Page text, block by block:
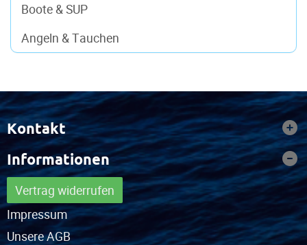
Boote & SUP
Angeln & Tauchen
Kontakt
Informationen
Vertrag widerrufen
Impressum
Unsere AGB